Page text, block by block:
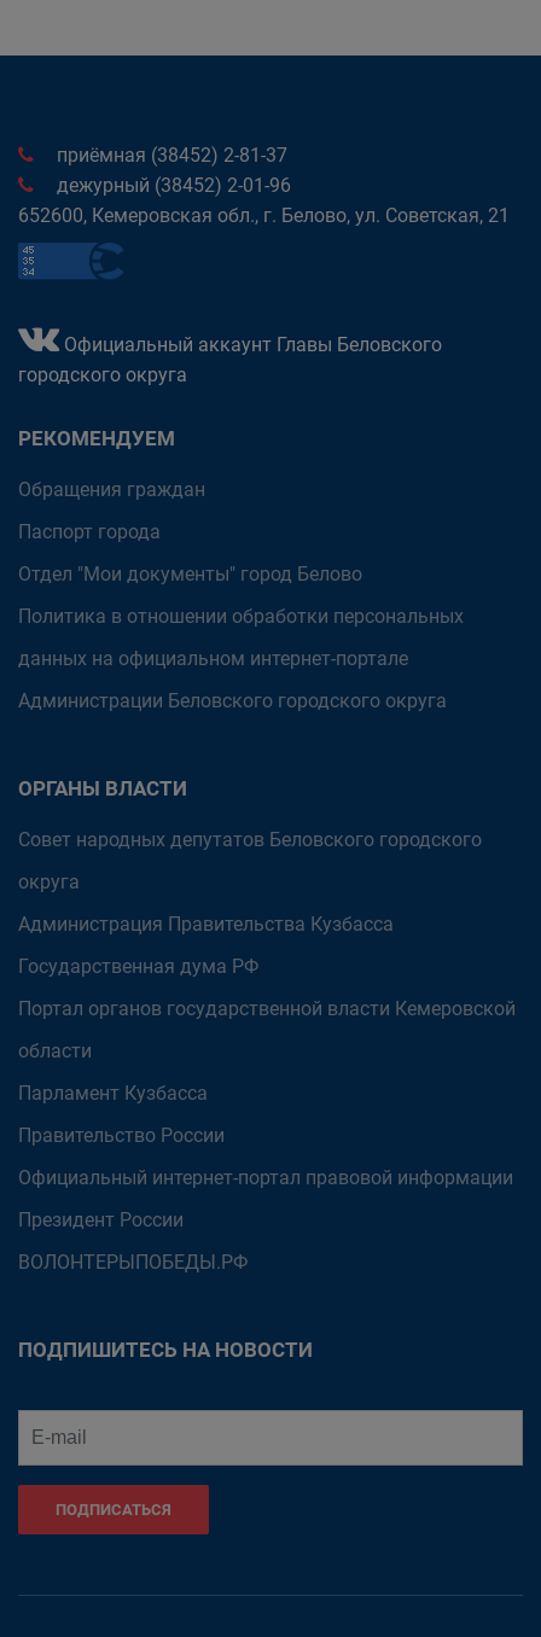
приёмная (38452) 2-81-37
дежурный (38452) 2-01-96
652600, Кемеровская обл., г. Белово, ул. Советская, 21
Официальный аккаунт Главы Беловского
городского округа
РЕКОМЕНДУЕМ
Обращения граждан
Паспорт города
Отдел "Мои документы" город Белово
Политика в отношении обработки персональных
данных на официальном интернет-портале
Администрации Беловского городского округа
ОРГАНЫ ВЛАСТИ
Совет народных депутатов Беловского городского
округа
Администрация Правительства Кузбасса
Государственная дума РФ
Портал органов государственной власти Кемеровской
области
Парламент Кузбасса
Правительство России
Официальный интернет-портал правовой информации
Президент России
ВОЛОНТЕРЫПОБЕДЫ.РФ
ПОДПИШИТЕСЬ НА НОВОСТИ
ПОДПИСАТЬСЯ